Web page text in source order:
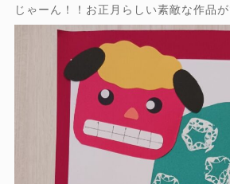
じゃーん！！お正月らしい素敵な作品